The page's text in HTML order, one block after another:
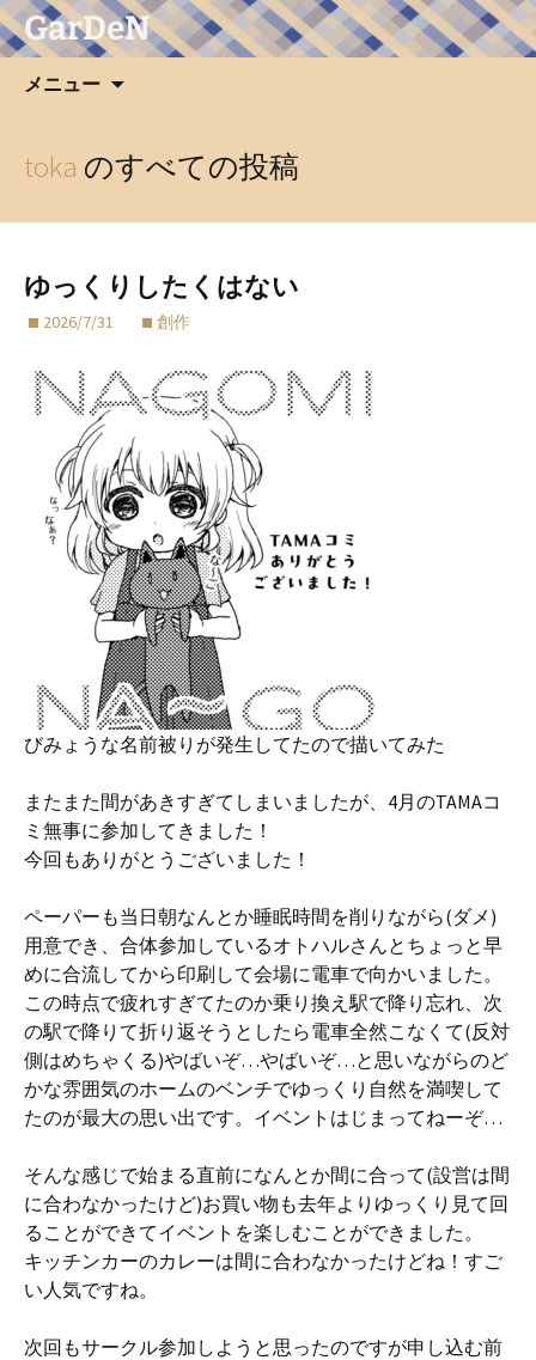
GarDeN
メニュー
ン
ツ
キ
ッ
toka のすべての投稿
ゆっくりしたくはない
2026/7/31 創作
びみょうな名前被りが発生してたので描いてみた
またまた間があきすぎてしまいましたが、4月のTAMAコ
ミ無事に参加してきました！
今回もありがとうございました！
ペーパーも当日朝なんとか睡眠時間を削りながら(ダメ)
用意でき、合体参加しているオトハルさんとちょっと早
めに合流してから印刷して会場に電車で向かいました。
この時点で疲れすぎてたのか乗り換え駅で降り忘れ、次
の駅で降りて折り返そうとしたら電車全然こなくて(反対
側はめちゃくる)やばいぞ…やばいぞ…と思いながらのど
かな雰囲気のホームのベンチでゆっくり自然を満喫して
たのが最大の思い出です。イベントはじまってねーぞ…
そんな感じで始まる直前になんとか間に合って(設営は間
に合わなかったけど)お買い物も去年よりゆっくり見て回
ることができてイベントを楽しむことができました。
キッチンカーのカレーは間に合わなかったけどね！すご
い人気ですね。
次回もサークル参加しようと思ったのですが申し込む前